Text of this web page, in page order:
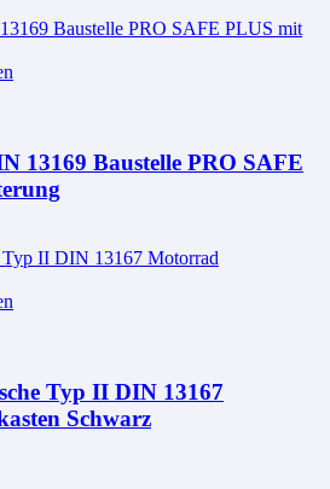
13169 Baustelle PRO SAFE
Typ II DIN 13167
Schwarz